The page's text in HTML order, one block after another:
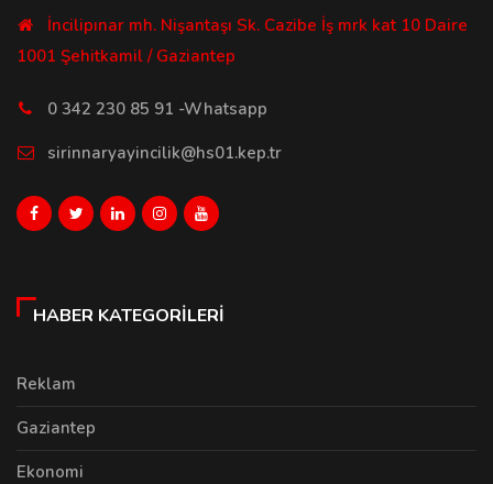
İncilipınar mh. Nişantaşı Sk. Cazibe İş mrk kat 10 Daire
1001 Şehitkamil / Gaziantep
0 342 230 85 91 -Whatsapp
sirinnaryayincilik@hs01.kep.tr
HABER KATEGORILERI
Reklam
Gaziantep
Ekonomi